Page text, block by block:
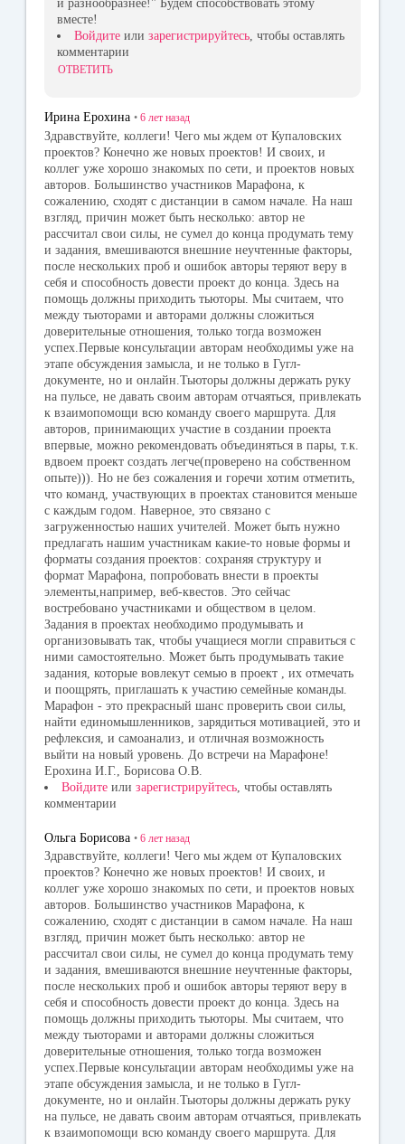
и разнообразнее!" Будем способствовать этому
вместе!
Войдите или зарегистрируйтесь, чтобы оставлять
комментарии
ОТВЕТИТЬ
Ирина Ерохина • 6 лет назад
Здравствуйте, коллеги! Чего мы ждем от Купаловских
проектов? Конечно же новых проектов! И своих, и
коллег уже хорошо знакомых по сети, и проектов новых
авторов. Большинство участников Марафона, к
сожалению, сходят с дистанции в самом начале. На наш
взгляд, причин может быть несколько: автор не
рассчитал свои силы, не сумел до конца продумать тему
и задания, вмешиваются внешние неучтенные факторы,
после нескольких проб и ошибок авторы теряют веру в
себя и способность довести проект до конца. Здесь на
помощь должны приходить тьюторы. Мы считаем, что
между тьюторами и авторами должны сложиться
доверительные отношения, только тогда возможен
успех.Первые консультации авторам необходимы уже на
этапе обсуждения замысла, и не только в Гугл-
документе, но и онлайн.Тьюторы должны держать руку
на пульсе, не давать своим авторам отчаяться, привлекать
к взаимопомощи всю команду своего маршрута. Для
авторов, принимающих участие в создании проекта
впервые, можно рекомендовать объединяться в пары, т.к.
вдвоем проект создать легче(проверено на собственном
опыте))). Но не без сожаления и горечи хотим отметить,
что команд, участвующих в проектах становится меньше
с каждым годом. Наверное, это связано с
загруженностью наших учителей. Может быть нужно
предлагать нашим участникам какие-то новые формы и
форматы создания проектов: сохраняя структуру и
формат Марафона, попробовать внести в проекты
элементы,например, веб-квестов. Это сейчас
востребовано участниками и обществом в целом.
Задания в проектах необходимо продумывать и
организовывать так, чтобы учащиеся могли справиться с
ними самостоятельно. Может быть продумывать такие
задания, которые вовлекут семью в проект , их отмечать
и поощрять, приглашать к участию семейные команды.
Марафон - это прекрасный шанс проверить свои силы,
найти единомышленников, зарядиться мотивацией, это и
рефлексия, и самоанализ, и отличная возможность
выйти на новый уровень. До встречи на Марафоне!
Ерохина И.Г., Борисова О.В.
Войдите или зарегистрируйтесь , чтобы оставлять
комментарии
Ольга Борисова • 6 лет назад
Здравствуйте, коллеги! Чего мы ждем от Купаловских
проектов? Конечно же новых проектов! И своих, и
коллег уже хорошо знакомых по сети, и проектов новых
авторов. Большинство участников Марафона, к
сожалению, сходят с дистанции в самом начале. На наш
взгляд, причин может быть несколько: автор не
рассчитал свои силы, не сумел до конца продумать тему
и задания, вмешиваются внешние неучтенные факторы,
после нескольких проб и ошибок авторы теряют веру в
себя и способность довести проект до конца. Здесь на
помощь должны приходить тьюторы. Мы считаем, что
между тьюторами и авторами должны сложиться
доверительные отношения, только тогда возможен
успех.Первые консультации авторам необходимы уже на
этапе обсуждения замысла, и не только в Гугл-
документе, но и онлайн.Тьюторы должны держать руку
на пульсе, не давать своим авторам отчаяться, привлекать
к взаимопомощи всю команду своего маршрута. Для